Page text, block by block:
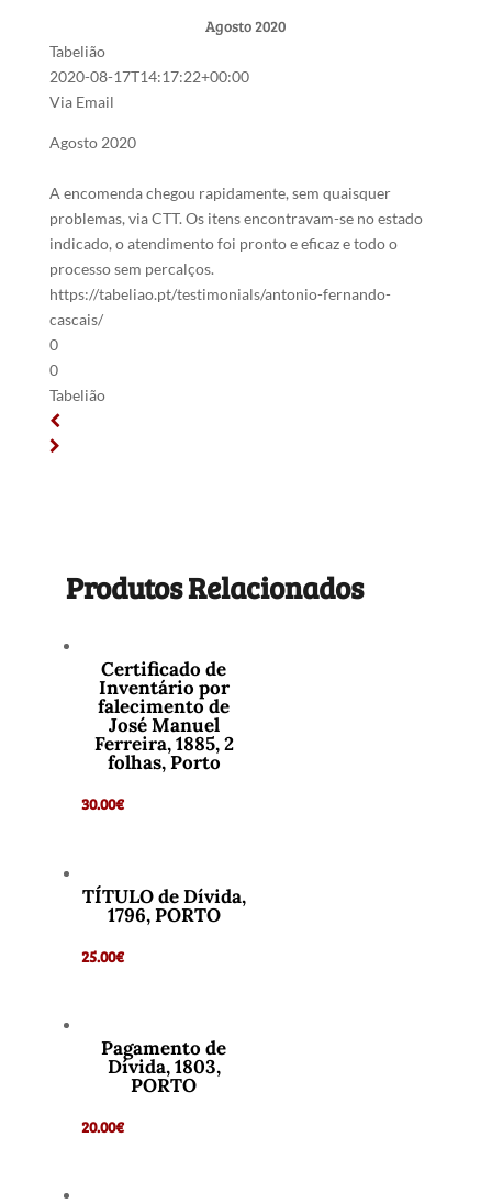
Agosto 2020
Tabelião
2020-08-17T14:17:22+00:00
Via Email
Agosto 2020
A encomenda chegou rapidamente, sem quaisquer
problemas, via CTT. Os itens encontravam-se no estado
indicado, o atendimento foi pronto e eficaz e todo o
processo sem percalços.
https://tabeliao.pt/testimonials/antonio-fernando-
cascais/
0
0
Tabelião
Produtos Relacionados
Certificado de
Inventário por
falecimento de
José Manuel
Ferreira, 1885, 2
folhas, Porto
30.00€
TÍTULO de Dívida,
1796, PORTO
25.00€
Pagamento de
Dívida, 1803,
PORTO
20.00€